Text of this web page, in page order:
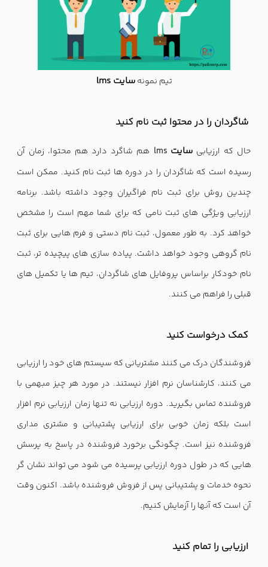
تیم نمونهسایت lms
شاگردان را در محتوا ثبت نام کنید
حال که ارزیابی سایت lms هم شاگرد دارد هم محتوا، زمان آن
رسیده است که شاگردان را در دوره ها ثبت نام کنید. ممکن است
چندین روش برای ثبت نام فراگیران وجود داشته باشد. برنامه
ارزیابی ویژگی های ثبت نامی که برای شما مهم است را مشخص
خواهد کرد. به طور معمول، ثبت نام دستی و فرم هایی برای ثبت
نام گروهی وجود خواهد داشت. پیاده سازی های پیچیده تر، ثبت
نام خودکار براساس پروفایل های شاگردان، تیم ها یا تکمیل های
قبلی را فراهم می کنند.
کمک درخواست کنید
فروشندگان درک می کنند مشتریانی که سیستم های خود را ارزیابی
می کنند، کارشناسان نرم افزار نیستند. در مورد هر چیز مبهمی با
فروشنده تماس بگیرید. دوره ارزیابی نه تنها زمان ارزیابی نرم افزار
است بلکه زمان خوبی برای ارزیابی پشتیبانی و مشتری مداری
فروشنده نیز است. چگونگی برخورد فروشنده در پاسخ به پرسش
هایی که در طول دوره ارزیابی پرسیده می شود می تواند نشان گر
نحوه خدمات و پشتیبانی پس از فروش فروشنده باشد. اکنون وقت
آن است که آنها را آزمایش کنیم.
ارزیابی را تمام کنید